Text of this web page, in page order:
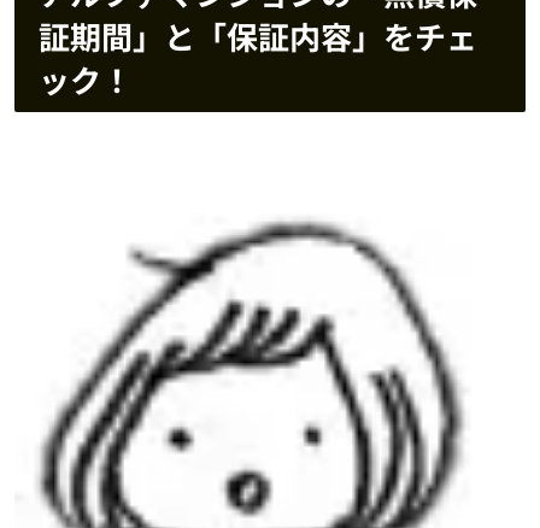
証期間」と「保証内容」をチェ
ック！